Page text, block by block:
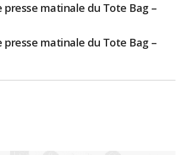
presse matinale du Tote Bag –
presse matinale du Tote Bag –